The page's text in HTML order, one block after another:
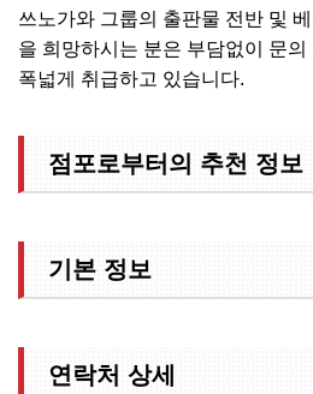
쓰노가와 그룹의 출판물 전반 및
을 희망하시는 분은 부담없이 문
폭넓게 취급하고 있습니다.
점포로부터의 추천 정보
기본 정보
연락처 상세